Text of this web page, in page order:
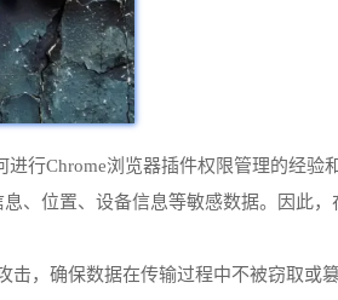
行Chrome浏览器插件权限管理的经验和
、位置、设备信息等敏感数据。因此，
，确保数据在传输过程中不被窃取或篡